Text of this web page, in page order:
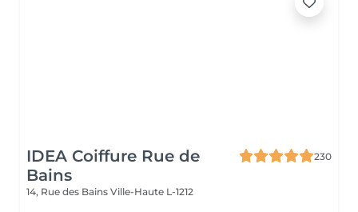
IDEA Coiffure Rue de
Bains
230
14, Rue des Bains Ville-Haute L-1212